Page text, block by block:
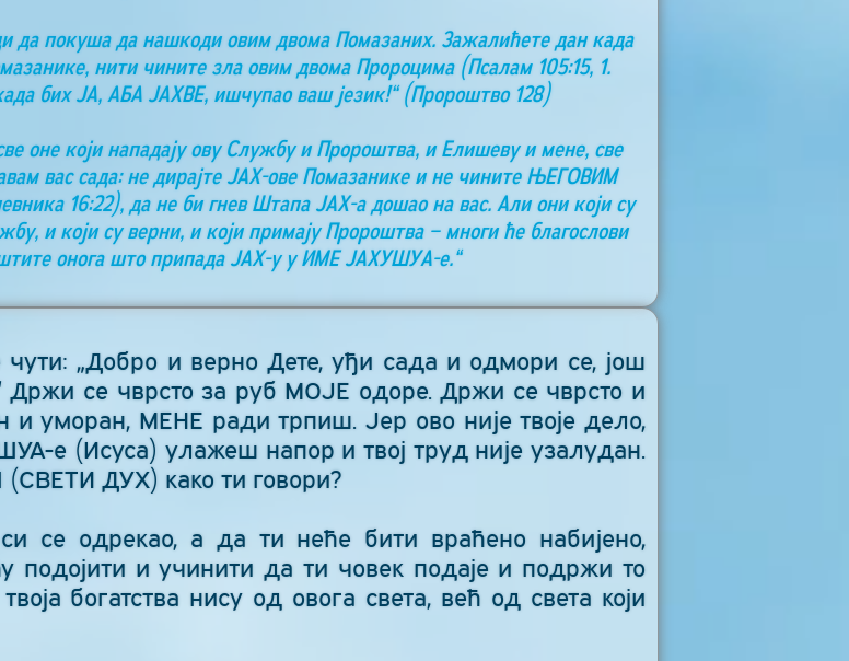
да покуша да нашкоди овим двома Помазаних. Зажалићете дан када
нити чините зла овим двома Пророцима (Псалам 105:15, 1.
бих ЈА, АБА ЈАХВЕ, ишчупао ваш језик!“ (Пророштво 128)
оне који нападају ову Службу и Пророштва, и Елишеву и мене, све
вас сада: не дирајте ЈАХ-ове Помазанике и не чините ЊЕГОВИМ
16:22), да не би гнев Штапа ЈАХ-а дошао на вас. Али они који су
и који су верни, и који примају Пророштва – многи ће благослови
онога што припада ЈАХ-у у ИМЕ ЈАХУШУА-е.“
„Добро и верно Дете, уђи сада и одмори се, још
се чврсто за руб МОЈЕ одоре. Држи се чврсто и
и уморан, МЕНЕ ради трпиш. Јер ово није твоје дело,
е (Исуса) улажеш напор и твој труд није узалудан.
ДУХ) како ти говори?
се одрекао, а да ти неће бити враћено набијено,
подојити и учинити да ти човек подаје и подржи то
богатства нису од овога света, већ од света који